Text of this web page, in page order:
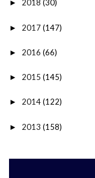
► 2018 (30)
► 2017(147)
► 2016 (66)
► 2015 (145)
► 2014(122)
► 2013 (158)